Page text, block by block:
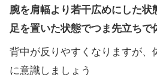
腕を肩幅より若干広めにした状
足を置いた状態でつま先立ちで
背中が反りやすくなりますが、
に意識しましょう